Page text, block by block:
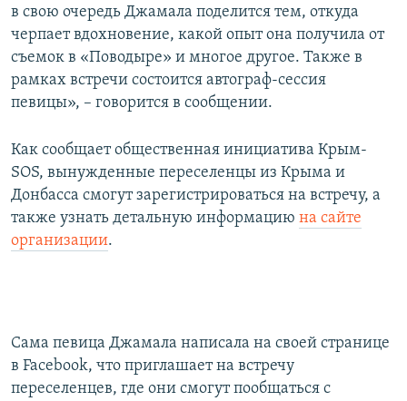
в свою очередь Джамала поделится тем, откуда
черпает вдохновение, какой опыт она получила от
съемок в «Поводыре» и многое другое. Также в
рамках встречи состоится автограф-сессия
певицы», – говорится в сообщении.
Как сообщает общественная инициатива Крым-
SOS, вынужденные переселенцы из Крыма и
Донбасса смогут зарегистрироваться на встречу, а
также узнать детальную информацию на сайте
организации.
Сама певица Джамала написала на своей странице
в Facebook, что приглашает на встречу
переселенцев, где они смогут пообщаться с